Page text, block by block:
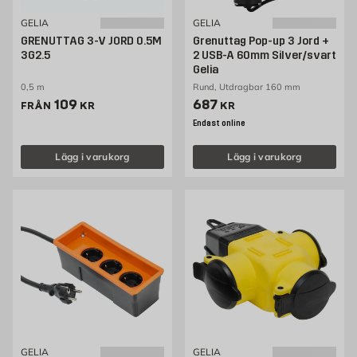
GELIA
GRENUTTAG 3-V JORD 0.5M
3G2.5
0,5 m
FRÅN Pris 109 kr
109 KR
Lägg i varukorg
GELIA
Grenuttag Pop-up 3 Jord +
2 USB-A 60mm Silver/svart
Gelia
Rund, Utdragbar 160 mm
Pris 687 kr
687 KR
Endast online
Lägg i varukorg
GELIA GELIA